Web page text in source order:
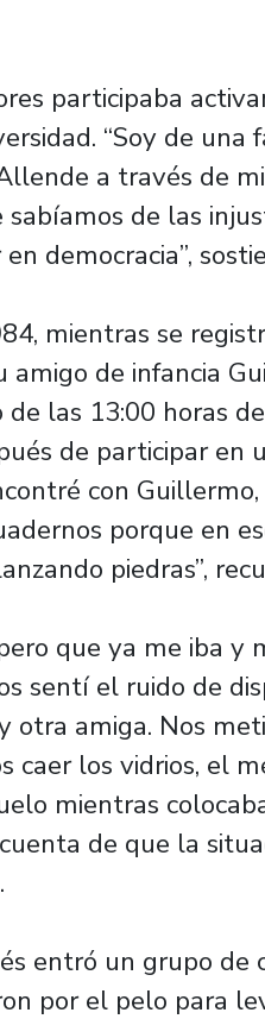
participaba
“Soy de una
a través de
de las
democracia”,
mientras se
amigo de infancia
de las 13:00 horas
de participar en
con
porque en
piedras”,
que ya me iba y
sentí el ruido de
otra amiga. Nos
caer los vidrios, el
mientras
de que la
entró un grupo de
por el pelo para